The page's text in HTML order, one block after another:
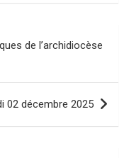
de l’archidiocèse
02 décembre 2025